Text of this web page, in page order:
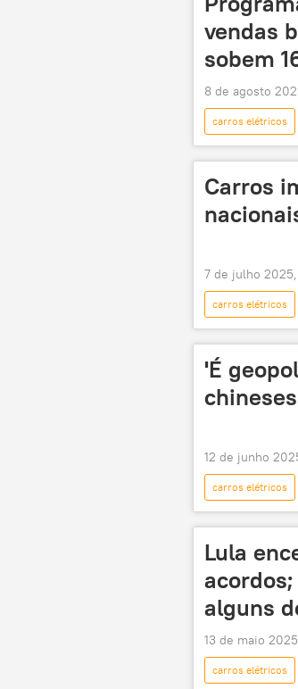
South China
vendas
sobem
8 de agosto
carros elétricos
Carros
7 de julho
carros elétricos
veículos
'É
12 de junho
carros elétricos
BYD
Lula
alguns
13 de maio
carros elétricos